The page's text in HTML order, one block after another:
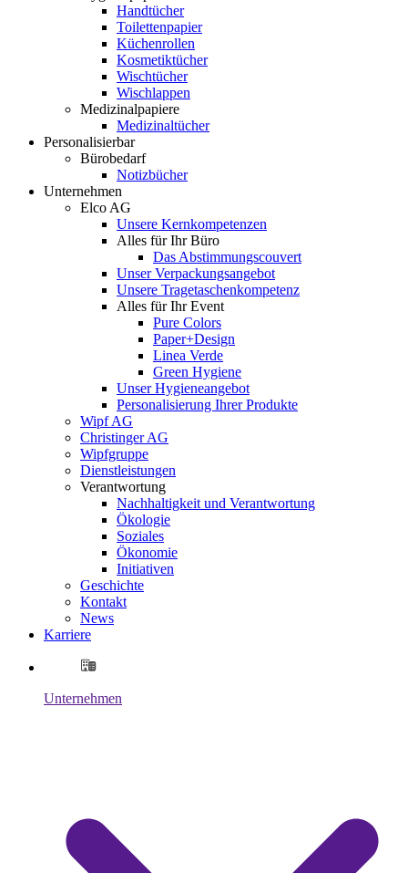
Handtücher
Toilettenpapier
Küchenrollen
Kosmetiktücher
Wischtücher
Wischlappen
Medizinalpapiere
Medizinaltücher
Personalisierbar
Bürobedarf
Notizbücher
Unternehmen
Elco AG
Unsere Kernkompetenzen
Alles für Ihr Büro
Das Abstimmungscouvert
Unser Verpackungsangebot
Unsere Tragetaschenkompetenz
Alles für Ihr Event
Pure Colors
Paper+Design
Linea Verde
Green Hygiene
Unser Hygieneangebot
Personalisierung Ihrer Produkte
Wipf AG
Christinger AG
Wipfgruppe
Dienstleistungen
Verantwortung
Nachhaltigkeit und Verantwortung
Ökologie
Soziales
Ökonomie
Initiativen
Geschichte
Kontakt
News
Karriere
Unternehmen